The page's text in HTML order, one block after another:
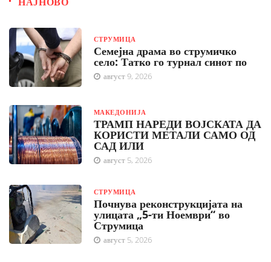
СТРУМИЦА
Семејна драма во струмичко
село: Татко го турнал синот по
август 9, 2026
МАКЕДОНИЈА
ТРАМП НАРЕДИ ВОЈСКАТА ДА
КОРИСТИ МЕТАЛИ САМО ОД
САД ИЛИ
август 5, 2026
СТРУМИЦА
Почнува реконструкцијата на
улицата „5-ти Ноември“ во
Струмица
август 5, 2026